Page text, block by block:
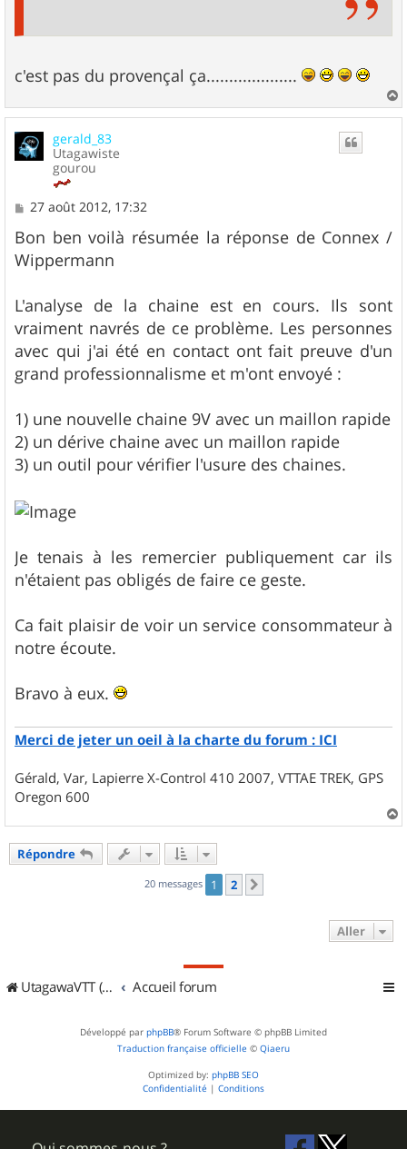
c'est pas du provençal ça....................
a
gerald_83
Utagawiste
gourou
M
s
s
a
27 août 2012, 17:32
Bon ben voilà résumée la réponse de Connex /
Wippermann
L'analyse de la chaine est en cours. Ils sont
vraiment navrés de ce problème. Les personnes
avec qui j'ai été en contact ont fait preuve d'un
grand professionnalisme et m'ont envoyé :
1) une nouvelle chaine 9V avec un maillon rapide
2) un dérive chaine avec un maillon rapide
3) un outil pour vérifier l'usure des chaines.
Je tenais à les remercier publiquement car ils
n'étaient pas obligés de faire ce geste.
Ca fait plaisir de voir un service consommateur à
notre écoute.
Bravo à eux.
Merci de jeter un oeil à la charte du forum : ICI
Gérald, Var, Lapierre X-Control 410 2007, VTTAE TREK, GPS
Oregon 600
a
Répondre
20 messages 1 2
Aller
UtagawaVTT (Randos VTT et VTTAE avec traces GPS) Accueil forum
Développé par phpBB® Forum Software © phpBB Limited
Traduction française officielle © Qiaeru
Optimized by: phpBB SEO
Confidentialité | Conditions